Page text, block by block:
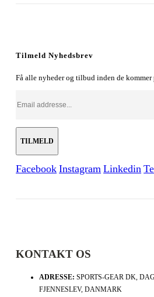
Tilmeld Nyhedsbrev
Få alle nyheder og tilbud inden de kommer
Facebook Instagram Linkedin
KONTAKT OS
ADRESSE: SPORTS-GEAR DK,
FJENNESLEV, DANMARK